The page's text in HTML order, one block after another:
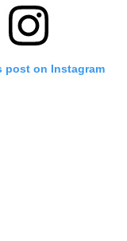
post on Instagram